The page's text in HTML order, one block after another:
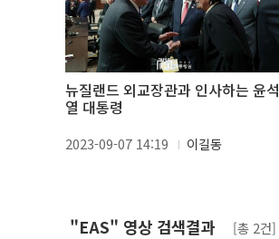
뉴질랜드 외교장관과 인사하는 윤석
열 대통령
2023-09-07 14:19 이길동
"EAS" 영상 검색결과 [총 2건]